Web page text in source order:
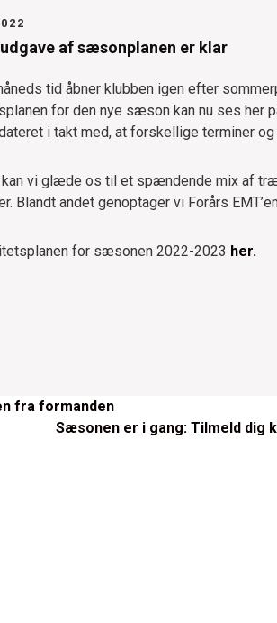
af sæsonplanen er klar
tid åbner klubben igen efter
for den nye sæson kan nu ses her
i takt med, at forskellige terminer
kan vi glæde os til et spændende mix af
Blandt andet genoptager vi Forårs
for sæsonen 2022-2023 her.
fra formanden
Sæsonen er i gang: Tilmeld dig